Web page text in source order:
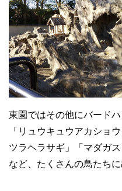
東園ではその他にバード
「リュウキュウアカショ
ツラヘラサギ」「マダガ
など、たくさんの鳥たちに